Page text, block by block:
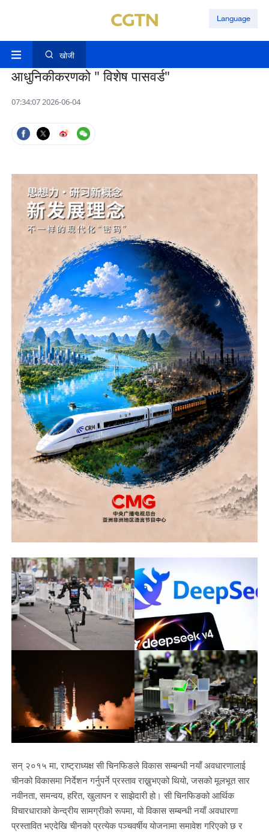
Language
खोजी
आधुनिकीकरणको " विशेष पासवर्ड"
07:34:07 2026-06-04
सन् २०१५ मा, राष्ट्राध्यक्ष सी चिनफिङले विकास सम्बन्धी नयाँ अवधारणालाई
चीनको विकासमा निर्देशन गर्नुपर्ने प्रस्ताव राख्नुभएको थियो, जसको मूलभूत सार
नवीनता, समन्वय, हरित, खुलापन र साझेदारी हो। सी चिनफिङको आर्थिक
विचारधाराको केन्द्रीय सामग्रीको रूपमा, यो विकास सम्बन्धी नयाँ अवधारणा
प्रस्तावित भएदेखि चीनको प्रत्येक पञ्चवर्षीय योजनामा समावेश गरिएको छ र